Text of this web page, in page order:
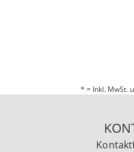
* = Inkl. MwSt.